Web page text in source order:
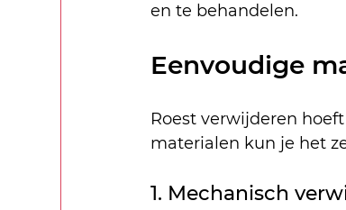
en te behandelen.
Eenvoudige
Roest verwijderen
materialen kun je het
1. Mechanisch